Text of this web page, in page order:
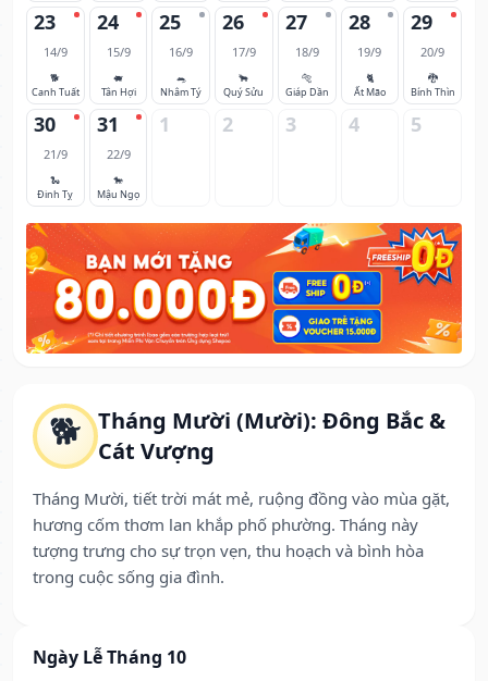
🐕 Tháng Mười (Mười): Đông Bắc &
Cát Vượng
Tháng Mười, tiết trời mát mẻ, ruộng đồng vào mùa gặt,
hương cốm thơm lan khắp phố phường. Tháng này
tượng trưng cho sự trọn vẹn, thu hoạch và bình hòa
trong cuộc sống gia đình.
Ngày Lễ Tháng 10
23
14/9
🐕
Canh Tuất
24
15/9
🐖
Tân Hợi
25
16/9
🐀
Nhâm Tý
26
17/9
🐂
Quý Sửu
27
18/9
🐅
Giáp Dần
28
19/9
🐈
Ất Mão
29
20/9
🐉
Bính Thìn
30
21/9
🐍
Đinh Tỵ
31
22/9
🐎
Mậu Ngọ
1 2 3 4 5